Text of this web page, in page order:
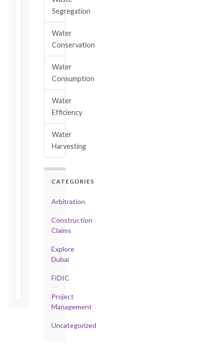
Notice:
Detailed
Claim:
Unforeseeable
Conditions
(Cl. 4.12):
Notice
soon
Notification
Period:
Taking-
Certificate
Segregation
Water
Conservation
Water
Consumption
Water
Efficiency
Water
Harvesting
CATEGORIES
Arbitration
Construction
Claims
Explore
Dubai
FIDIC
Project
Management
Uncategorized